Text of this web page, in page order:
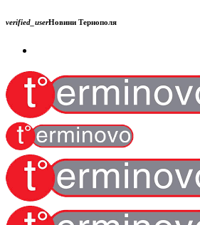
verified_userНовини Тернополя